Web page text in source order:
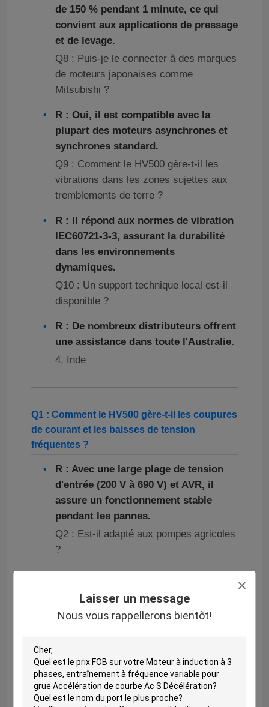
Laisser un message
Nous vous rappellerons bientôt!
de 150 % pendant 1 minute, ce qui
convient aux applications de pressage
et de levage.
Q8 : Puis-je le connecter à des marques
de moteurs japonaises comme
Mitsubishi ?
R : Oui, il est compatible avec la
plupart des moteurs asynchrones et
synchrones standard.
Q9 : Comment le HV500 gère-t-il les
vibrations dans les zones sujettes aux
tremblements de terre ?
R : Il répond aux normes de vibration
IEC60721-3-3, assurant la durabilité
dans les environnements
dynamiques.
Q10 : Un support technique local est-il
disponible ?
R : De nombreux distributeurs offrent
une assistance dans toute l'Australie.
4. Inde
Q1 : Comment le HV500 gère-t-il les coupures
de courant et les baisses de tension
fréquentes ?
R : Avec une large plage de tension
d'entrée (200 V à 690 V) et AVR, il
assure un fonctionnement stable
pendant les pannes.
Q2 : Est-il adapté aux pompes agricoles
?
R : Oui, sa conception robuste et sa
rendent idéal pour les systèmes de
pompage et d'irrigation.
sensibles aux coûts ?
R : Le HV500 offre un rendement